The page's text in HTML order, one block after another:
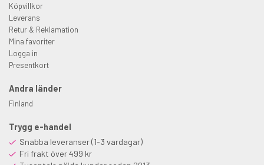
Köpvillkor
Leverans
Retur & Reklamation
Mina favoriter
Logga in
Presentkort
Andra länder
Finland
Trygg e-handel
Snabba leveranser (1-3 vardagar)
Fri frakt över 499 kr